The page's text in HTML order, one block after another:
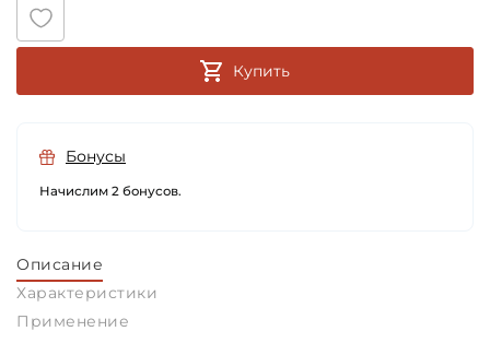
Купить
Бонусы
Начислим 2 бонусов.
Описание
Характеристики
Применение